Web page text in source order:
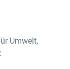
Umwelt,